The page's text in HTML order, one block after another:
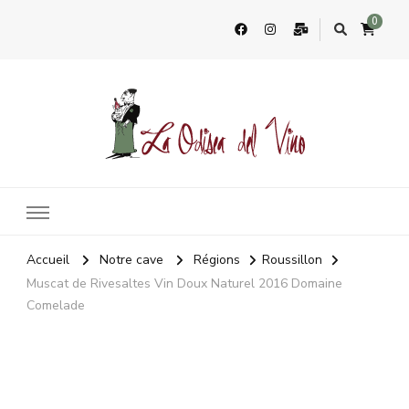
0
Accueil Notre cave Régions
Roussillon
Muscat de Rivesaltes Vin Doux Naturel 2016 Domaine
Comelade